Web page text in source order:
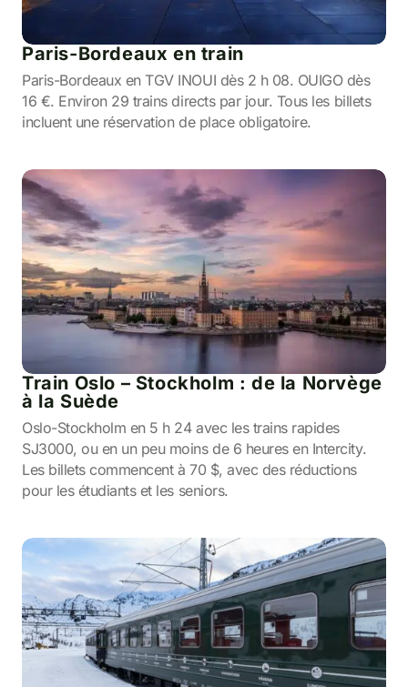
Paris-Bordeaux en train
Paris-Bordeaux en TGV INOUI dès 2 h 08. OUIGO dès
16 €. Environ 29 trains directs par jour. Tous les billets
incluent une réservation de place obligatoire.
Train Oslo – Stockholm : de la Norvège
à la Suède
Oslo-Stockholm en 5 h 24 avec les trains rapides
SJ3000, ou en un peu moins de 6 heures en Intercity.
Les billets commencent à 70 $, avec des réductions
pour les étudiants et les seniors.